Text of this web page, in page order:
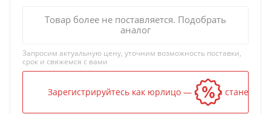
Товар более не поставляется. Подобрать
аналог
Запросим актуальную цену, уточним возможность поставки,
срок и свяжемся с вами
Зарегистрируйтесь как юрлицо — и цена станет